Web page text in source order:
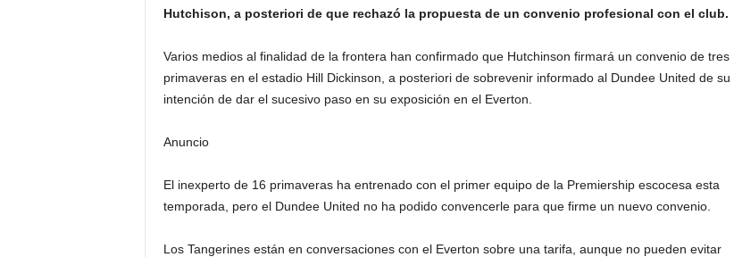
Hutchison, a posteriori de que rechazó la propuesta de un convenio profesional con el club.
Varios medios al finalidad de la frontera han confirmado que Hutchinson firmará un convenio de tres
primaveras en el estadio Hill Dickinson, a posteriori de sobrevenir informado al Dundee United de su
intención de dar el sucesivo paso en su exposición en el Everton.
Anuncio
El inexperto de 16 primaveras ha entrenado con el primer equipo de la Premiership escocesa esta
temporada, pero el Dundee United no ha podido convencerle para que firme un nuevo convenio.
Los Tangerines están en conversaciones con el Everton sobre una tarifa, aunque no pueden evitar